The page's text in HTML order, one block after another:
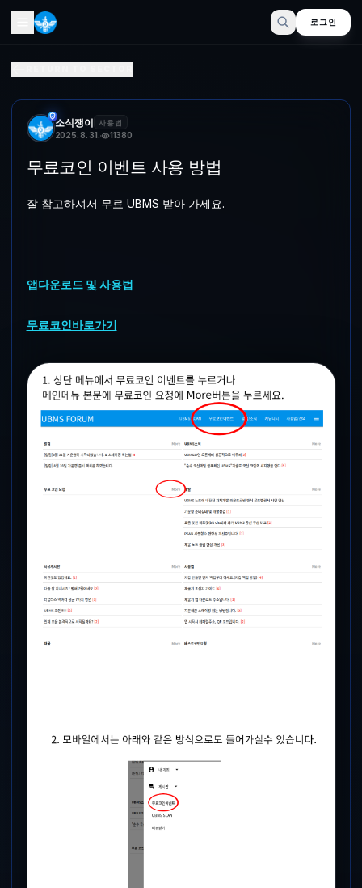
로그인
소식쟁이 사용법
2025. 8. 31. 11380
무료코인 이벤트 사용 방법
잘 참고하셔서 무료 UBMS 받아 가세요.
앱다운로드 및 사용법
무료코인바로가기